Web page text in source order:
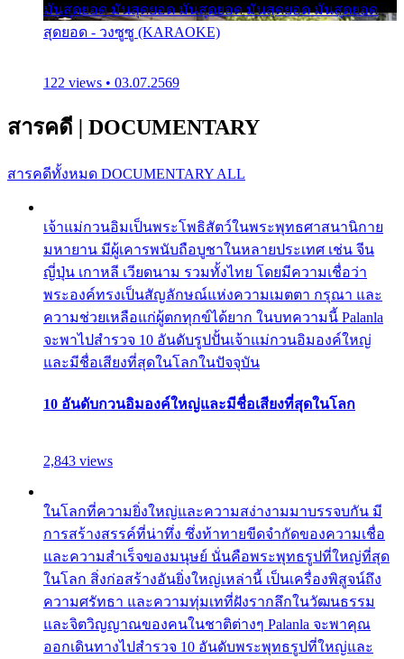
มันสุดยอด มันสุดยอด มันสุดยอด มันสุดยอด มันสุดยอด
สุดยอด - วงซูซู (KARAOKE)
122 views • 03.07.2569
สารคดี | DOCUMENTARY
สารคดีทั้งหมด DOCUMENTARY ALL
เจ้าแม่กวนอิมเป็นพระโพธิสัตว์ในพระพุทธศาสนานิกาย
มหายาน มีผู้เคารพนับถือบูชาในหลายประเทศ เช่น จีน
ญี่ปุ่น เกาหลี เวียดนาม รวมทั้งไทย โดยมีความเชื่อว่า
พระองค์ทรงเป็นสัญลักษณ์แห่งความเมตตา กรุณา และ
ความช่วยเหลือแก่ผู้ตกทุกข์ได้ยาก ในบทความนี้ Palanla
จะพาไปสำรวจ 10 อันดับรูปปั้นเจ้าแม่กวนอิมองค์ใหญ่
และมีชื่อเสียงที่สุดในโลกในปัจจุบัน
10 อันดับกวนอิมองค์ใหญ่และมีชื่อเสียงที่สุดในโลก
2,843 views
ในโลกที่ความยิ่งใหญ่และความสง่างามมาบรรจบกัน มี
การสร้างสรรค์ที่น่าทึ่ง ซึ่งท้าทายขีดจำกัดของความเชื่อ
และความสำเร็จของมนุษย์ นั่นคือพระพุทธรูปที่ใหญ่ที่สุด
ในโลก สิ่งก่อสร้างอันยิ่งใหญ่เหล่านี้ เป็นเครื่องพิสูจน์ถึง
ความศรัทธา และความทุ่มเทที่ฝังรากลึกในวัฒนธรรม
และจิตวิญญาณของคนในชาติต่างๆ Palanla จะพาคุณ
ออกเดินทางไปสำรวจ 10 อันดับพระพุทธรูปที่ใหญ่และ